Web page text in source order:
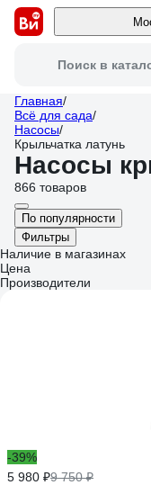
Поиск в
Главная/
Всё для сада/
Насосы/
Крыльчатка латунь
Насосы
866 товаров
По популярности
Фильтры
Наличие в магазинах
Цена
Производители
-39%
5 980 ₽9 750 ₽